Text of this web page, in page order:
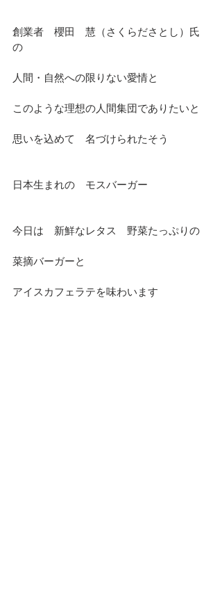
創業者　櫻田　慧（さくらださとし）氏
の
人間・自然への限りない愛情と
このような理想の人間集団でありたいと
思いを込めて　名づけられたそう
日本生まれの　モスバーガー
今日は　新鮮なレタス　野菜たっぷりの
菜摘バーガーと
アイスカフェラテを味わいます